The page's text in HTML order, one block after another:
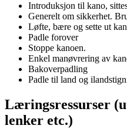
Introduksjon til kano,
Generelt om sikkerhet.
Løfte, bære og sette ut
Padle forover
Stoppe kanoen.
Enkel manøvrering av
Bakoverpadling
Padle til land og
Læringsressurser
lenker etc.)